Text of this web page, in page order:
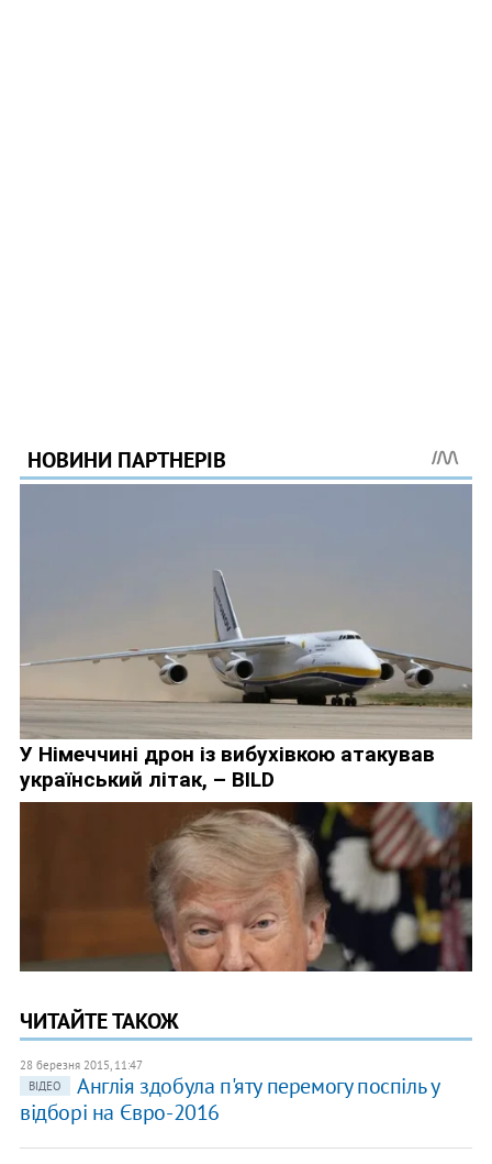
ЧИТАЙТЕ ТАКОЖ
28 березня 2015, 11:47
ВІДЕО
Англія здобула п'яту перемогу поспіль у
відборі на Євро-2016